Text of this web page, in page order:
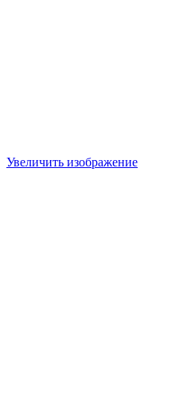
Увеличить изображение